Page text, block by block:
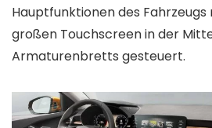
Hauptfunktionen des Fahrzeugs
großen Touchscreen in der
Armaturenbretts gesteuert.